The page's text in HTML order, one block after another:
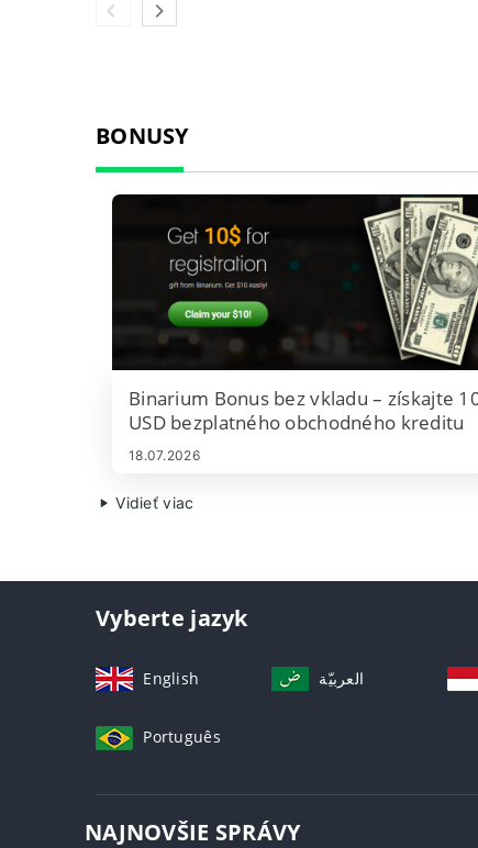
BONUSY
Binarium Bonus bez vkladu – získajte
USD bezplatného obchodného kreditu
18.07.2026
Vidieť viac
Vyberte jazyk
English العربيّة
Português
NAJNOVŠIE SPRÁVY